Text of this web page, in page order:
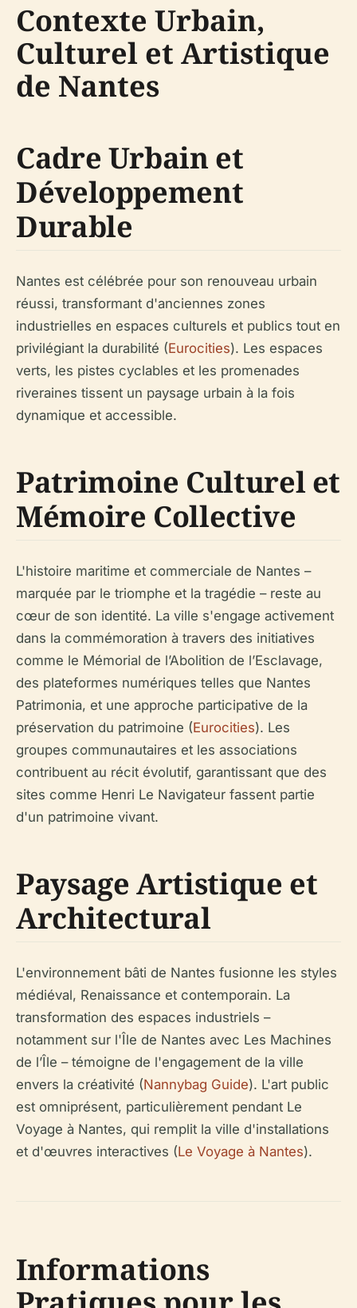
Contexte Urbain,
Culturel et Artistique
de Nantes
Cadre Urbain et
Développement
Durable
Nantes est célébrée pour son renouveau urbain
réussi, transformant d'anciennes zones
industrielles en espaces culturels et publics tout en
privilégiant la durabilité (Eurocities). Les espaces
verts, les pistes cyclables et les promenades
riveraines tissent un paysage urbain à la fois
dynamique et accessible.
Patrimoine Culturel et
Mémoire Collective
L'histoire maritime et commerciale de Nantes –
marquée par le triomphe et la tragédie – reste au
cœur de son identité. La ville s'engage activement
dans la commémoration à travers des initiatives
comme le Mémorial de l’Abolition de l’Esclavage,
des plateformes numériques telles que Nantes
Patrimonia, et une approche participative de la
préservation du patrimoine (Eurocities). Les
groupes communautaires et les associations
contribuent au récit évolutif, garantissant que des
sites comme Henri Le Navigateur fassent partie
d'un patrimoine vivant.
Paysage Artistique et
Architectural
L'environnement bâti de Nantes fusionne les styles
médiéval, Renaissance et contemporain. La
transformation des espaces industriels –
notamment sur l'Île de Nantes avec Les Machines
de l’Île – témoigne de l'engagement de la ville
envers la créativité (Nannybag Guide). L'art public
est omniprésent, particulièrement pendant Le
Voyage à Nantes, qui remplit la ville d'installations
et d'œuvres interactives (Le Voyage à Nantes).
Informations